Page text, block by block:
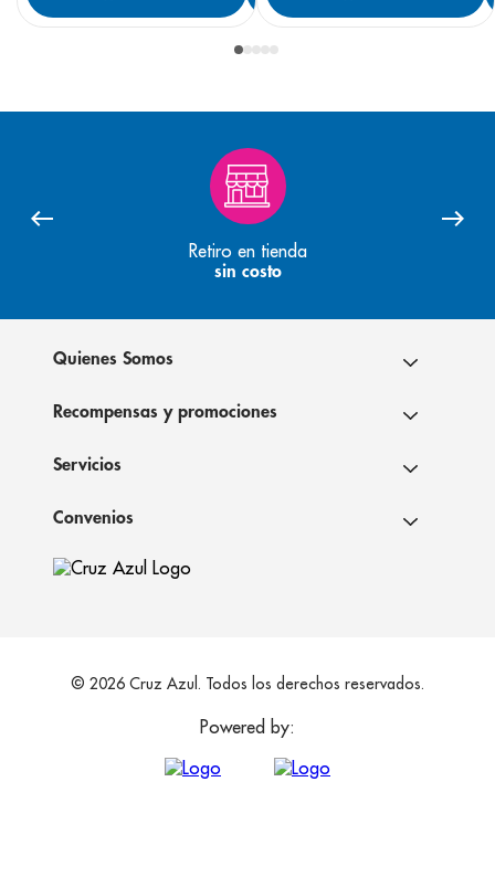
Retiro en tienda
sin costo
Quienes Somos
Recompensas y promociones
Servicios
Convenios
© 2026 Cruz Azul. Todos los derechos reservados.
Powered by: